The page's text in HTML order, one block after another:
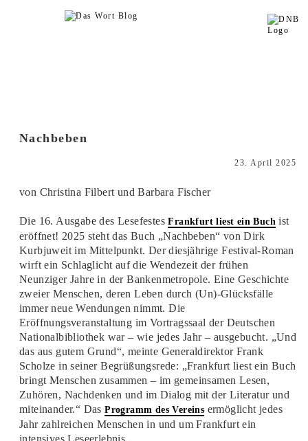
Nachbeben
23. April 2025
von Christina Filbert und Barbara Fischer
Die 16. Ausgabe des LesefestesFrankfurt liest ein Buch ist
eröffnet! 2025 steht das Buch „Nachbeben“ von Dirk
Kurbjuweit im Mittelpunkt. Der diesjährige Festival-Roman
wirft ein Schlaglicht auf die Wendezeit der frühen
Neunziger Jahre in der Bankenmetropole. Eine Geschichte
zweier Menschen, deren Leben durch (Un)-Glücksfälle
immer neue Wendungen nimmt. Die
Eröffnungsveranstaltung im Vortragssaal der Deutschen
Nationalbibliothek war – wie jedes Jahr – ausgebucht. „Und
das aus gutem Grund“, meinte Generaldirektor Frank
Scholze in seiner Begrüßungsrede: „Frankfurt liest ein Buch
bringt Menschen zusammen – im gemeinsamen Lesen,
Zuhören, Nachdenken und im Dialog mit der Literatur und
miteinander.“ DasProgramm des Vereins ermöglicht jedes
Jahr zahlreichen Menschen in und um Frankfurt ein
intensives Leseerlebnis.